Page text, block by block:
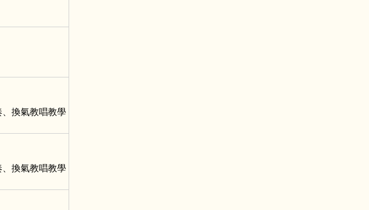
換氣教唱教學
換氣教唱教學